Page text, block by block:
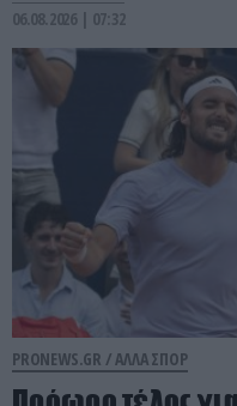
06.08.2026 | 07:32
PRONEWS.GR / ΑΛΛΑ ΣΠΟΡ